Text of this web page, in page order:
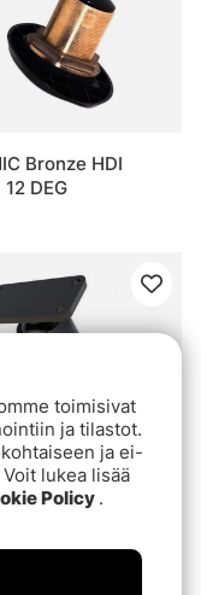
Bronze HDI
12 DEG
Base And
toimisivat
ja tilastot.
ja ei-
lukea lisää
Policy .